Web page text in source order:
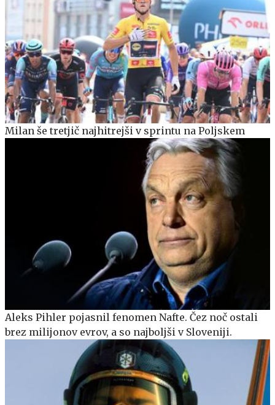
Milan še tretjič najhitrejši v sprintu na Poljskem
Aleks Pihler pojasnil fenomen Nafte. Čez noč ostali
brez milijonov evrov, a so najboljši v Sloveniji.